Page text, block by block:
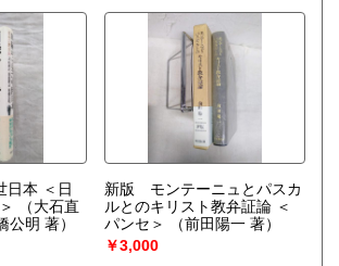
日本 ＜日
（大石直
公明 著）
新版 モンテーニュとパスカ
ルとのキリスト教弁証論 ＜
パンセ＞
（前田陽一 著）
￥3,000